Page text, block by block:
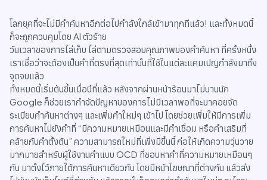
โลกยุคที่จะไม่มีคำค้นหาอีกต่อไปกำลังใกล้เข้ามาทุกทีแล้ว! และทั้งหมดนี้
ก็จะถูกควบคุมโดย AI ตัวร้าย
วันเวลาของการไล่เก็บ ไล่ตามตรวจสอบคุณภาพของคำค้นหา ที่ครั้งหนึ่ง
เราเชื่อว่าจะต้องเป็นคำที่ตรงที่สุดเท่านั้นที่ใช้ในแต่ละแคมเปญกำลังมาถึง
จุดจบแล้ว
ทั้งหมดนี้เริ่มต้นขึ้นเมื่อปีที่แล้ว หลังจากผ่านหน้าร้อนมาไม่นานนัก
Google ก็ช่วยเรากำจัดปัญหาของการไม่มีเวลาพอที่จะมาคอยจัด
ระเบียบคำค้นหาต่างๆ และเพิ่มคำใหม่ๆ เข้าไป โดยช่วยเพิ่มให้มีการเพิ่ม
การค้นหาไปยังคำที่ “มีความหมายเหมือนและมีคำเชื่อม หรือคำเสริมที่
คล้ายกับคำตั้งต้น” ความสามารถใหม่ที่เพิ่งมีขึ้นนี้ ก่อให้เกิดความวุ่นวาย
มากมายสำหรับผู้ใช้งานคำแบบ OCD ที่ชอบหาคำที่ความหมายเหมือนๆ
กัน มาตั้งไว้ภายใต้การค้นหาเดียวกัน โดยมีหน้าโฆษณาที่ต่างกัน แล้วส่ง